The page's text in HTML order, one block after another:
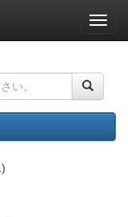
ナ
ビ
ー
ョ
ン